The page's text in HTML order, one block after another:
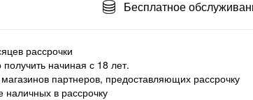
Бесплатное
рассрочки
начиная с 18 лет.
партнеров, предоставляющих рассрочку
наличных в рассрочку